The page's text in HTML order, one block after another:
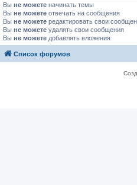
Вы не можете начинать темы
Вы не можете отвечать на сообщения
Вы не можете редактировать свои
Вы не можете удалять свои сообщения
Вы не можете добавлять вложения
Список форумов